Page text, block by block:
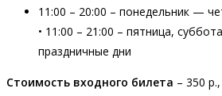
11:00 – 20:00 – понедельник —
• 11:00 – 21:00 – пятница,
праздничные дни
Стоимость входного билета – 350